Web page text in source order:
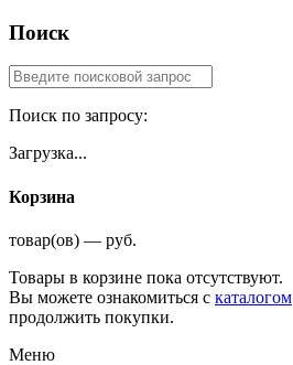
Поиск
Поиск по запросу:
Загрузка...
Корзина
товар(ов) — руб.
Товары в корзине пока отсутствуют.
Вы можете ознакомиться с каталогом
продолжить покупки.
Меню